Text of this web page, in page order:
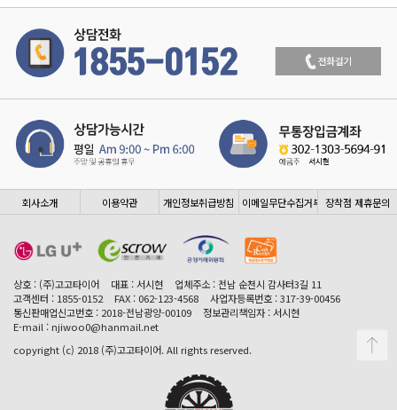
회사소개 이용약관 개인정보취급방침 이메일무단수집거부 장착점 제휴문의
상호 : (주)고고타이어 대표 : 서시현
업체주소 : 전남 순천시 감사터3길 11
고객센터 : 1855-0152
FAX : 062-123-4568
사업자등록번호 : 317-39-00456
통신판매업신고번호 : 2018-전남광양-00109
정보관리책임자 : 서시현
E-mail : njiwoo0@hanmail.net
copyright (c) 2018 (주)고고타이어. All rights reserved.